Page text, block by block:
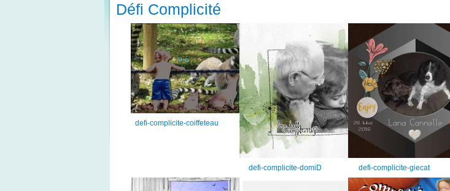
Défi Complicité
defi-complicite-coiffeteau
defi-complicite-domiD defi-complicite-giecat